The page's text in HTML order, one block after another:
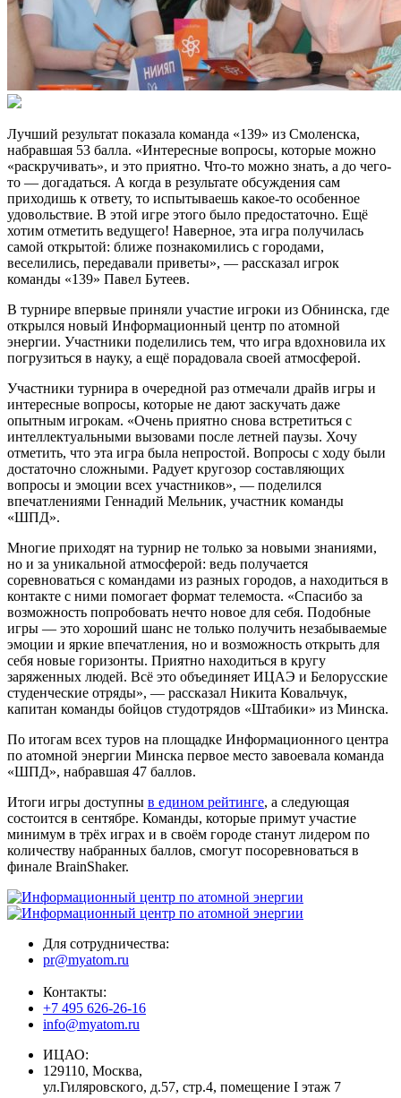
Лучший результат показала команда «139» из Смоленска,
набравшая 53 балла. «Интересные вопросы, которые можно
«раскручивать», и это приятно. Что-то можно знать, а до чего-
то — догадаться. А когда в результате обсуждения сам
приходишь к ответу, то испытываешь какое-то особенное
удовольствие. В этой игре этого было предостаточно. Ещё
хотим отметить ведущего! Наверное, эта игра получилась
самой открытой: ближе познакомились с городами,
веселились, передавали приветы», — рассказал игрок
команды «139» Павел Бутеев.
В турнире впервые приняли участие игроки из Обнинска, где
открылся новый Информационный центр по атомной
энергии. Участники поделились тем, что игра вдохновила их
погрузиться в науку, а ещё порадовала своей атмосферой.
Участники турнира в очередной раз отмечали драйв игры и
интересные вопросы, которые не дают заскучать даже
опытным игрокам. «Очень приятно снова встретиться с
интеллектуальными вызовами после летней паузы. Хочу
отметить, что эта игра была непростой. Вопросы с ходу были
достаточно сложными. Радует кругозор составляющих
вопросы и эмоции всех участников», — поделился
впечатлениями Геннадий Мельник, участник команды
«ШПД».
Многие приходят на турнир не только за новыми знаниями,
но и за уникальной атмосферой: ведь получается
соревноваться с командами из разных городов, а находиться в
контакте с ними помогает формат телемоста. «Спасибо за
возможность попробовать нечто новое для себя. Подобные
игры — это хороший шанс не только получить незабываемые
эмоции и яркие впечатления, но и возможность открыть для
себя новые горизонты. Приятно находиться в кругу
заряженных людей. Всё это объединяет ИЦАЭ и Белорусские
студенческие отряды», — рассказал Никита Ковальчук,
капитан команды бойцов студотрядов «Штабики» из Минска.
По итогам всех туров на площадке Информационного центра
по атомной энергии Минска первое место завоевала команда
«ШПД», набравшая 47 баллов.
Итоги игры доступны в едином рейтинге, а следующая
состоится в сентябре. Команды, которые примут участие
минимум в трёх играх и в своём городе станут лидером по
количеству набранных баллов, смогут посоревноваться в
финале BrainShaker.
Для сотрудничества:
pr@myatom.ru
Контакты:
+7 495 626-26-16
info@myatom.ru
ИЦАО:
129110, Москва,
ул.Гиляровского, д.57, стр.4, помещение I этаж 7